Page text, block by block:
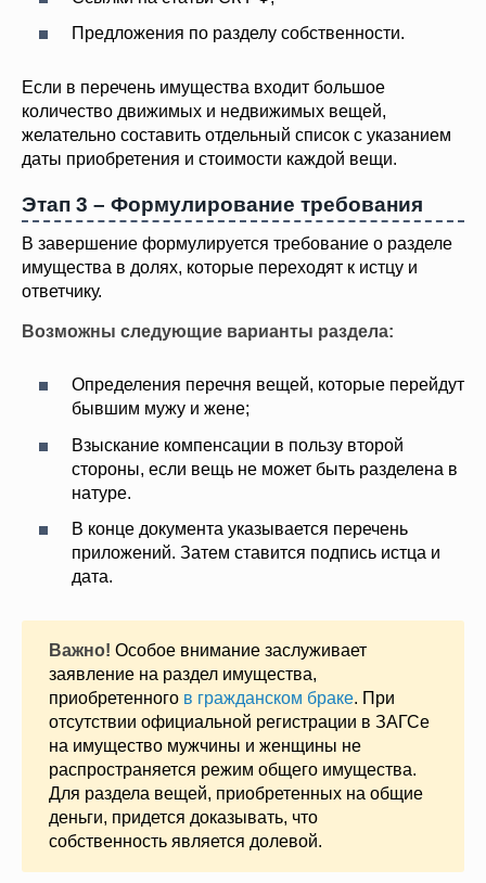
Предложения по разделу собственности.
Если в перечень имущества входит большое
количество движимых и недвижимых вещей,
желательно составить отдельный список с указанием
даты приобретения и стоимости каждой вещи.
Этап 3 – Формулирование требования
В завершение формулируется требование о разделе
имущества в долях, которые переходят к истцу и
ответчику.
Возможны следующие варианты раздела:
Определения перечня вещей, которые перейдут
бывшим мужу и жене;
Взыскание компенсации в пользу второй
стороны, если вещь не может быть разделена в
натуре.
В конце документа указывается перечень
приложений. Затем ставится подпись истца и
дата.
Важно! Особое внимание заслуживает
заявление на раздел имущества,
приобретенного в гражданском браке. При
отсутствии официальной регистрации в ЗАГСе
на имущество мужчины и женщины не
распространяется режим общего имущества.
Для раздела вещей, приобретенных на общие
деньги, придется доказывать, что
собственность является долевой.